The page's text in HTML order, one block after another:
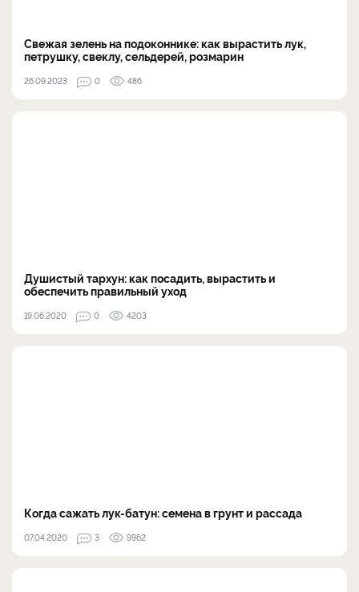
Свежая зелень на подоконнике: как вырастить лук,
петрушку, свеклу, сельдерей, розмарин
26.09.2023 0 486
Душистый тархун: как посадить, вырастить и
обеспечить правильный уход
19.06.2020 0 4203
Когда сажать лук-батун: семена в грунт и рассада
07.04.2020 3 9962